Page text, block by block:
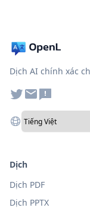
Dịch AI chính xác
Dịch
Dịch PDF
Dịch PPTX